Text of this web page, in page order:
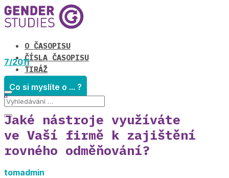
O ČASOPISU
ČÍSLA ČASOPISU
TIRÁŽ
7/2011
Co si myslíte o ... ?
Jaké nástroje využíváte
ve Vaší firmě k zajištění
rovného odměňování?
tomadmin